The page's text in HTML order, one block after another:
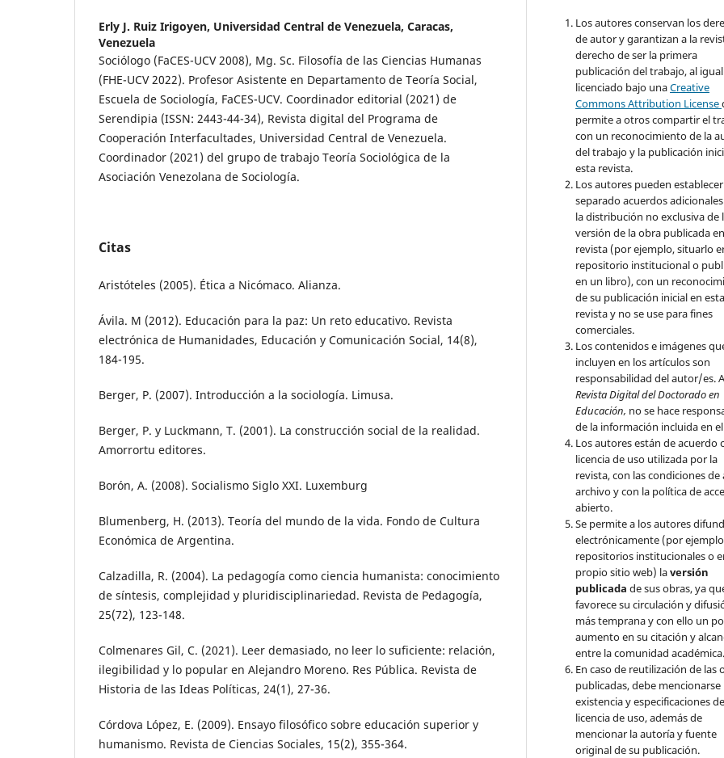
Erly J. Ruiz Irigoyen, Universidad Central de Venezuela, Caracas,
Venezuela
Sociólogo (FaCES-UCV 2008), Mg. Sc. Filosofía de las Ciencias Humanas
(FHE-UCV 2022). Profesor Asistente en Departamento de Teoría Social,
Escuela de Sociología, FaCES-UCV. Coordinador editorial (2021) de
Serendipia (ISSN: 2443-44-34), Revista digital del Programa de
Cooperación Interfacultades, Universidad Central de Venezuela.
Coordinador (2021) del grupo de trabajo Teoría Sociológica de la
Asociación Venezolana de Sociología.
Citas
Aristóteles (2005). Ética a Nicómaco. Alianza.
Ávila. M (2012). Educación para la paz: Un reto educativo. Revista
electrónica de Humanidades, Educación y Comunicación Social, 14(8),
184-195.
Berger, P. (2007). Introducción a la sociología. Limusa.
Berger, P. y Luckmann, T. (2001). La construcción social de la realidad.
Amorrortu editores.
Borón, A. (2008). Socialismo Siglo XXI. Luxemburg
Blumenberg, H. (2013). Teoría del mundo de la vida. Fondo de Cultura
Económica de Argentina.
Calzadilla, R. (2004). La pedagogía como ciencia humanista: conocimiento
de síntesis, complejidad y pluridisciplinariedad. Revista de Pedagogía,
25(72), 123-148.
Colmenares Gil, C. (2021). Leer demasiado, no leer lo suficiente: relación,
ilegibilidad y lo popular en Alejandro Moreno. Res Pública. Revista de
Historia de las Ideas Políticas, 24(1), 27-36.
Córdova López, E. (2009). Ensayo filosófico sobre educación superior y
humanismo. Revista de Ciencias Sociales, 15(2), 355-364.
Los autores conservan los
de autor y garantizan a la
derecho de ser la primera
publicación del trabajo, al
licenciado bajo unaCreative
Commons Attribution License
permite a otros compartir el
con un reconocimiento de la
del trabajo y la publicación
esta revista.
Los autores pueden
separado acuerdos
la distribución no exclusiva de
versión de la obra publicada
revista (por ejemplo, situarlo
repositorio institucional o
en un libro), con un
de su publicación inicial en esta
revista y no se use para fines
comerciales.
Los contenidos e imágenes
incluyen en los artículos son
responsabilidad del autor/es.
Revista Digital del Doctorado en
Educación, no se hace
de la información incluida en
Los autores están de acuerdo
licencia de uso utilizada por la
revista, con las condiciones de
archivo y con la política de
abierto.
Se permite a los autores
electrónicamente (por
repositorios institucionales o
propio sitio web) laversión
publicadade sus obras, ya
favorece su circulación y
más temprana y con ello un
aumento en su citación y
entre la comunidad académica.
En caso de reutilización de las
publicadas, debe mencionarse
existencia y especificaciones
licencia de uso, además de
mencionar la autoría y fuente
original de su publicación.